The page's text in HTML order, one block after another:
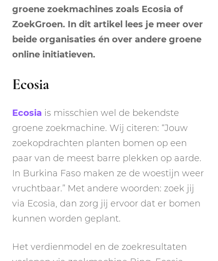
groene zoekmachines zoals Ecosia of
ZoekGroen. In dit artikel lees je meer over
beide organisaties én over andere groene
online initiatieven.
Ecosia
Ecosia is misschien wel de bekendste
groene zoekmachine. Wij citeren: “Jouw
zoekopdrachten planten bomen op een
paar van de meest barre plekken op aarde.
In Burkina Faso maken ze de woestijn weer
vruchtbaar.” Met andere woorden: zoek jij
via Ecosia, dan zorg jij ervoor dat er bomen
kunnen worden geplant.
Het verdienmodel en de zoekresultaten